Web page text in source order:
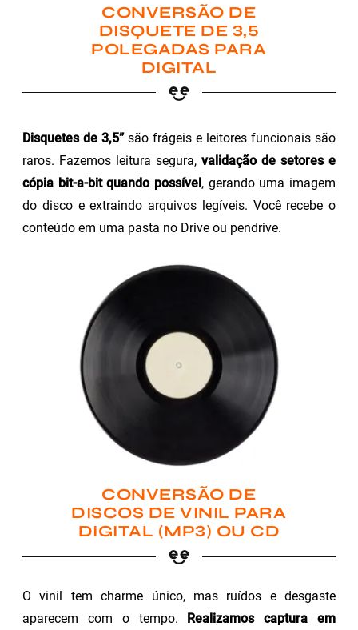
CONVERSÃO DE
DISQUETE DE 3,5
POLEGADAS PARA
DIGITAL
Disquetes de 3,5”são frágeis e leitores funcionais são
raros. Fazemos leitura segura, validação de setores e
cópia bit-a-bit quando possível, gerando uma imagem
do disco e extraindo arquivos legíveis. Você recebe o
conteúdo em uma pasta no Drive ou pendrive.
CONVERSÃO DE
DISCOS DE VINIL PARA
DIGITAL (MP3) OU CD
O vinil tem charme único, mas ruídos e desgaste
aparecem com o tempo.
Realizamos captura em